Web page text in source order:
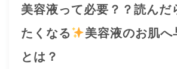
美容液って必要？？読んだ
たくなる
美容液のお肌へ
とは？